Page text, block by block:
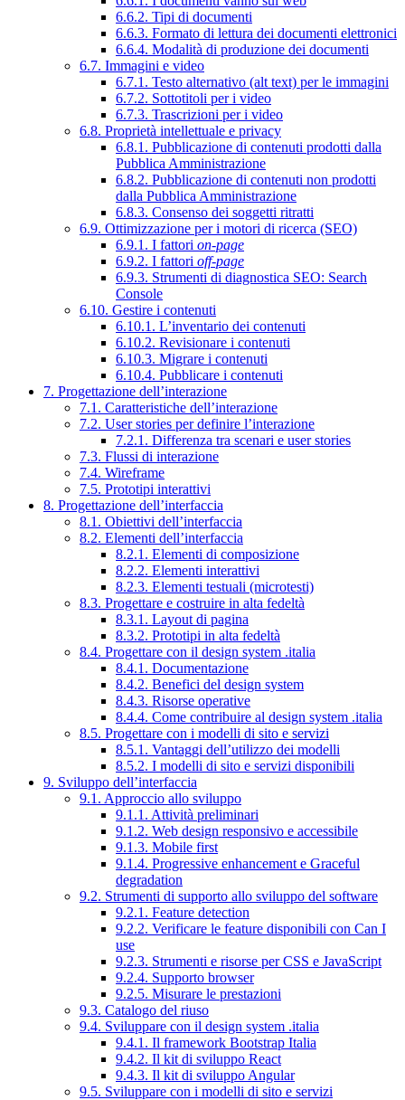
6.6.2. Tipi di documenti
6.6.3. Formato di lettura dei documenti elettronici
6.6.4. Modalità di produzione dei documenti
6.7. Immagini e video
6.7.1. Testo alternativo (alt text) per le immagini
6.7.2. Sottotitoli per i video
6.7.3. Trascrizioni per i video
6.8. Proprietà intellettuale e privacy
6.8.1. Pubblicazione di contenuti prodotti dalla
Pubblica Amministrazione
6.8.2. Pubblicazione di contenuti non prodotti
dalla Pubblica Amministrazione
6.8.3. Consenso dei soggetti ritratti
6.9. Ottimizzazione per i motori di ricerca (SEO)
6.9.1. I fattori on-page
6.9.2. I fattori off-page
6.9.3. Strumenti di diagnostica SEO: Search
Console
6.10. Gestire i contenuti
6.10.1. L’inventario dei contenuti
6.10.2. Revisionare i contenuti
6.10.3. Migrare i contenuti
6.10.4. Pubblicare i contenuti
7. Progettazione dell’interazione
7.1. Caratteristiche dell’interazione
7.2. User stories per definire l’interazione
7.2.1. Differenza tra scenari e user stories
7.3. Flussi di interazione
7.4. Wireframe
7.5. Prototipi interattivi
8. Progettazione dell’interfaccia
8.1. Obiettivi dell’interfaccia
8.2. Elementi dell’interfaccia
8.2.1. Elementi di composizione
8.2.2. Elementi interattivi
8.2.3. Elementi testuali (microtesti)
8.3. Progettare e costruire in alta fedeltà
8.3.1. Layout di pagina
8.3.2. Prototipi in alta fedeltà
8.4. Progettare con il design system .italia
8.4.1. Documentazione
8.4.2. Benefici del design system
8.4.3. Risorse operative
8.4.4. Come contribuire al design system .italia
8.5. Progettare con i modelli di sito e servizi
8.5.1. Vantaggi dell’utilizzo dei modelli
8.5.2. I modelli di sito e servizi disponibili
9. Sviluppo dell’interfaccia
9.1. Approccio allo sviluppo
9.1.1. Attività preliminari
9.1.2. Web design responsivo e accessibile
9.1.3. Mobile first
9.1.4. Progressive enhancement e Graceful
degradation
9.2. Strumenti di supporto allo sviluppo del software
9.2.1. Feature detection
9.2.2. Verificare le feature disponibili con Can I
use
9.2.3. Strumenti e risorse per CSS e JavaScript
9.2.4. Supporto browser
9.2.5. Misurare le prestazioni
9.3. Catalogo del riuso
9.4. Sviluppare con il design system .italia
9.4.1. Il framework Bootstrap Italia
9.4.2. Il kit di sviluppo React
9.4.3. Il kit di sviluppo Angular
9.5. Sviluppare con i modelli di sito e servizi